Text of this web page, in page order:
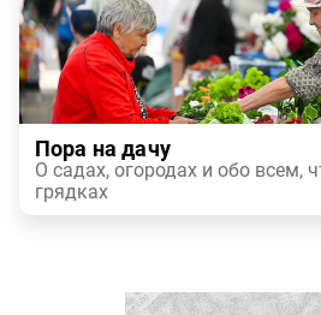
Пора на дачу
О садах, огородах и обо всем,
грядках